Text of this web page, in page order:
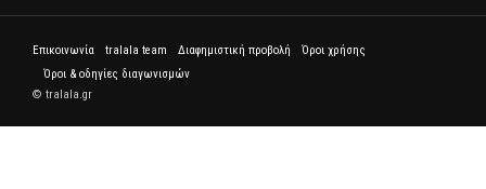
Επικοινωνία tralala team Διαφημιστική προβολή
Όροι χρήσης
Όροι & οδηγίες διαγωνισμών
© tralala.gr